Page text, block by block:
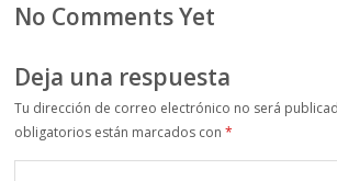
No Comments Yet
Deja una respuesta
Tu dirección de correo electrónico no será
obligatorios están marcados con*